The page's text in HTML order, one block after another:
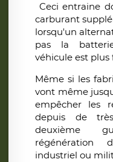
Ceci entraine
carburant
lorsqu'un
pas la
véhicule est plus
Même si les
vont même
empêcher les
depuis de
deuxième
régénération
industriel ou